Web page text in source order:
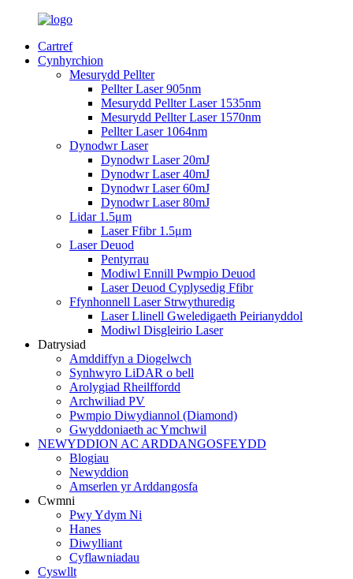
Cartref
Cynhyrchion
Mesurydd Pellter
Pellter Laser 905nm
Mesurydd Pellter Laser 1535nm
Mesurydd Pellter Laser 1570nm
Pellter Laser 1064nm
Dynodwr Laser
Dynodwr Laser 20mJ
Dynodwr Laser 40mJ
Dynodwr Laser 60mJ
Dynodwr Laser 80mJ
Lidar 1.5μm
Laser Ffibr 1.5μm
Laser Deuod
Pentyrrau
Modiwl Ennill Pwmpio Deuod
Laser Deuod Cyplysedig Ffibr
Ffynhonnell Laser Strwythuredig
Laser Llinell Gweledigaeth Peirianyddol
Modiwl Disgleirio Laser
Datrysiad
Amddiffyn a Diogelwch
Synhwyro LiDAR o bell
Arolygiad Rheilffordd
Archwiliad PV
Pwmpio Diwydiannol (Diamond)
Gwyddoniaeth ac Ymchwil
NEWYDDION AC ARDDANGOSFEYDD
Blogiau
Newyddion
Amserlen yr Arddangosfa
Cwmni
Pwy Ydym Ni
Hanes
Diwylliant
Cyflawniadau
Cyswllt